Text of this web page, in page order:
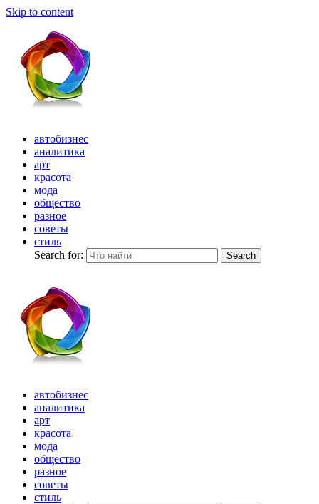
Skip to content
автобизнес
аналитика
арт
красота
мода
общество
разное
советы
стиль
Search for:
Search
автобизнес
аналитика
арт
красота
мода
общество
разное
советы
стиль